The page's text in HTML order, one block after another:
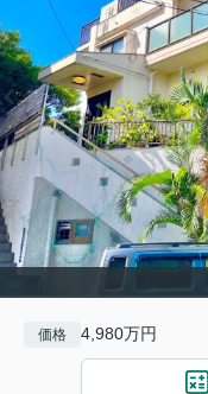
価格 4,980万円